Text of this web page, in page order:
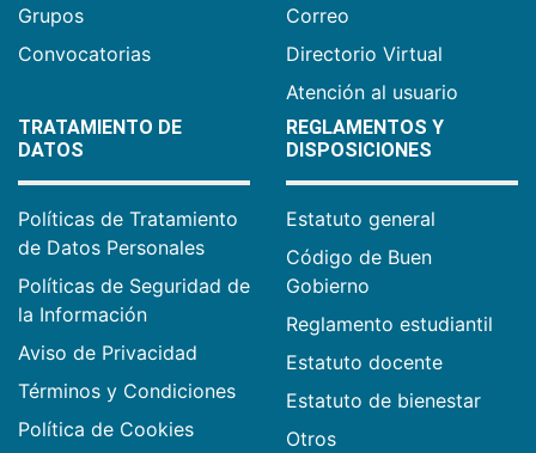
Grupos
Convocatorias
Correo
Directorio Virtual
Atención al usuario
TRATAMIENTO DE
DATOS
Políticas de Tratamiento
de Datos Personales
Políticas de Seguridad de
la Información
Aviso de Privacidad
Términos y Condiciones
Política de Cookies
REGLAMENTOS Y
DISPOSICIONES
Estatuto general
Código de Buen
Gobierno
Reglamento estudiantil
Estatuto docente
Estatuto de bienestar
Otros